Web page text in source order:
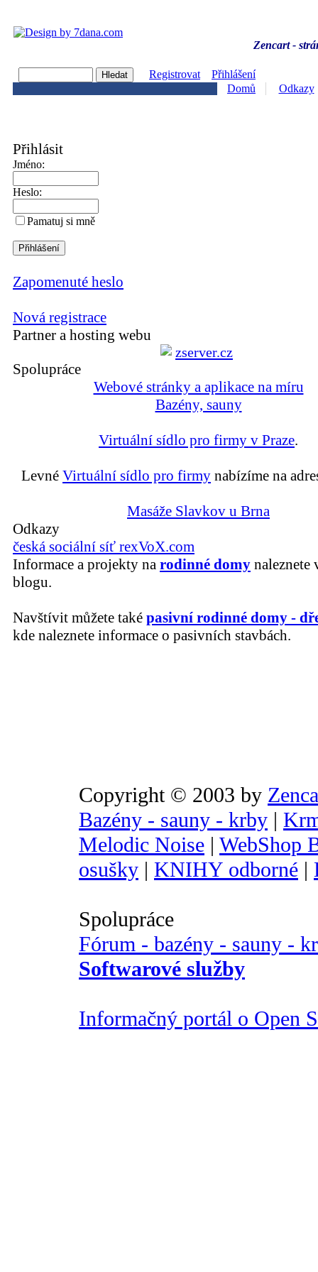
Zencart -
Registrovat
Přihlášení
Domů
Odkazy
Přihlásit
Jméno:
Heslo:
Pamatuj si mně
Zapomenuté heslo
Nová registrace
Partner a hosting webu
Spolupráce
Webové stránky a aplikace na míru
Bazény, sauny
Virtuální sídlo pro firmy v Praze.
Levné Virtuální sídlo pro firmy nabízíme na
Masáže Slavkov u Brna
Odkazy
česká sociální síť rexVoX.com
Informace a projekty na rodinné domy naleznete
blogu.
Navštívit můžete také pasivní rodinné domy -
kde naleznete informace o pasivních stavbách.
Copyright © 2003 by
Bazény - sauny - krby |
Melodic Noise | WebShop
osušky | KNIHY odborné |
Spolupráce
Fórum - bazény - sauny -
Softwarové služby
Informačný portál o Open